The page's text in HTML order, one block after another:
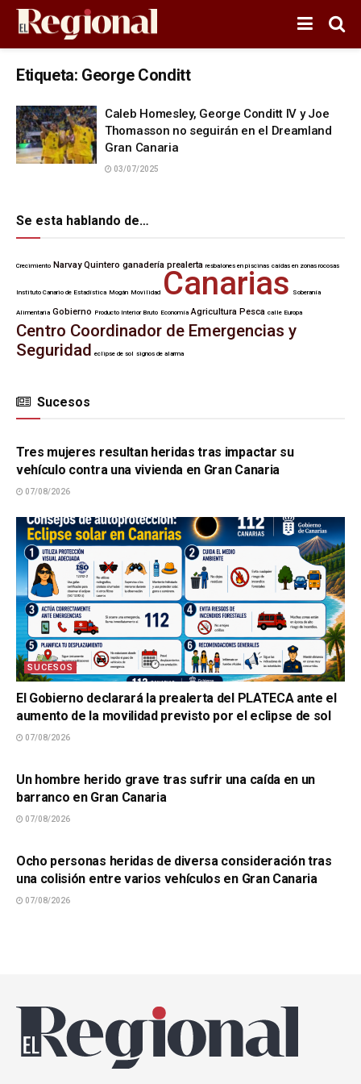
Etiqueta: George Conditt
Caleb Homesley, George Conditt IV y Joe
Thomasson no seguirán en el Dreamland
Gran Canaria
03/07/2025
Se esta hablando de…
Crecimiento Narvay Quintero ganadería prealerta resbalones en piscinas caídas en zonas rocosas
Instituto Canario de Estadística Mogán Movilidad Canarias Soberanía
Alimentaria Gobierno Producto Interior Bruto Economía Agricultura Pesca calle Europa
Centro Coordinador de Emergencias y
Seguridad eclipse de sol signos de alarma
Sucesos
SUCESOS
Tres mujeres resultan heridas tras impactar su
vehículo contra una vivienda en Gran Canaria
07/08/2026
SUCESOS
El Gobierno declarará la prealerta del PLATECA ante el
aumento de la movilidad previsto por el eclipse de sol
07/08/2026
Un hombre herido grave tras sufrir una caída en un
barranco en Gran Canaria
07/08/2026
Ocho personas heridas de diversa consideración tras
una colisión entre varios vehículos en Gran Canaria
07/08/2026